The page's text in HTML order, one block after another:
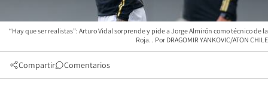
“Hay que ser realistas”: Arturo Vidal sorprende y pide a Jorge Almirón como técnico de la
Roja.
DRAGOMIR YANKOVIC/ATON CHILE
Compartir Comentarios